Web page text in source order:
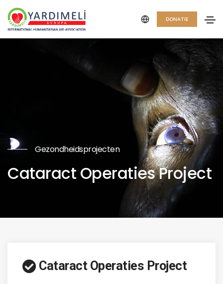
DONATIE
Gezondheidsprojecten
Cataract Operaties Project
Cataract Operaties Project